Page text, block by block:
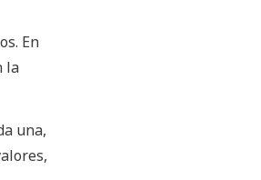
En
la
una,